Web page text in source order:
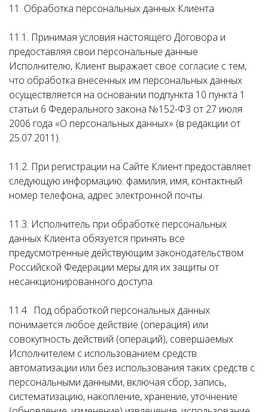
11. Обработка персональных данных Клиента
11.1. Принимая условия настоящего Договора и
предоставляя свои персональные данные
Исполнителю, Клиент выражает свое согласие с тем,
что обработка внесенных им персональных данных
осуществляется на основании подпункта 10 пункта 1
статьи 6 Федерального закона №152-ФЗ от 27 июля
2006 года «О персональных данных» (в редакции от
25.07.2011).
11.2. При регистрации на Сайте Клиент предоставляет
следующую информацию: фамилия, имя, контактный
номер телефона, адрес электронной почты.
11.3. Исполнитель при обработке персональных
данных Клиента обязуется принять все
предусмотренные действующим законодательством
Российской Федерации меры для их защиты от
несанкционированного доступа.
11.4. Под обработкой персональных данных
понимается любое действие (операция) или
совокупность действий (операций), совершаемых
Исполнителем с использованием средств
автоматизации или без использования таких средств с
персональными данными, включая сбор, запись,
систематизацию, накопление, хранение, уточнение